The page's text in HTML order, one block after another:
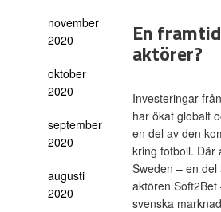
november
2020
oktober
2020
september
2020
augusti
2020
En
aktörer?
Investeringar
har ökat globalt
en del av den
kring fotboll. Där
Sweden – en
aktören
svenska